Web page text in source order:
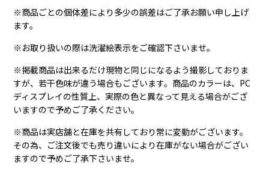
※商品ごとの個体差により多少の誤差はご了承お願い申し上げ
ます。
※お取り扱いの際は洗濯絵表示をご確認下さいませ。
※掲載商品は出来るだけ現物と同じになるよう撮影しておりま
すが、若干色味が違う場合もございます。商品のカラーは、PC
ディスプレイの性質上、実際の色と異なって見える場合がござ
いますので予めご了承ください。
※商品は実店舗と在庫を共有しており常に変動がございます。
その為、ご注文後でも売り違いにより在庫がない場合がござい
ますので予めご了承下さいませ。